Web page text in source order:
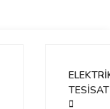
TESİSAT